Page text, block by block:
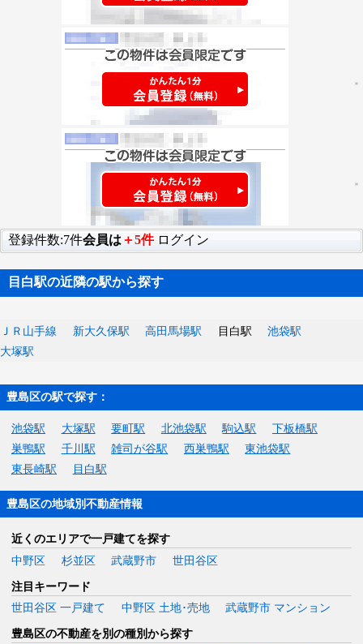
登録件数:7件会員は ＋5件 ログイン
目白駅の近隣の駅から探す
ＪＲ山手線 新大久保駅 高田馬場駅 目白駅
池袋駅
大塚駅
豊島区の駅で探す：
池袋駅 大塚駅 要町駅 北池袋駅 駒込駅
下板橋駅
巣鴨駅
千川駅 雑司が谷駅 西巣鴨駅
東池袋駅
東長崎駅
目白駅
豊島区の地域別不動産情報
近くのエリアで一戸建てを探す
中野区
杉並区 武蔵野市 世田谷区
注目キーワード
世田谷区 一戸建て
中野区 土地･売地 武蔵野市 マンション
豊島区の不動産を別の種別から探す